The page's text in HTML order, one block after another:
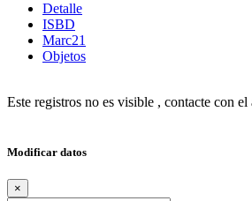
Detalle
ISBD
Marc21
Objetos
Este registros no es visible , contacte con
Modificar datos
×